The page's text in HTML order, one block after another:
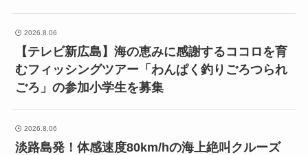
2026.8.06
【テレビ新広島】海の恵みに感謝するココロを育
むフィッシングツアー「わんぱく釣りごろつられ
ごろ」の参加小学生を募集
2026.8.06
淡路島発！体感速度80km/hの海上絶叫クルーズ